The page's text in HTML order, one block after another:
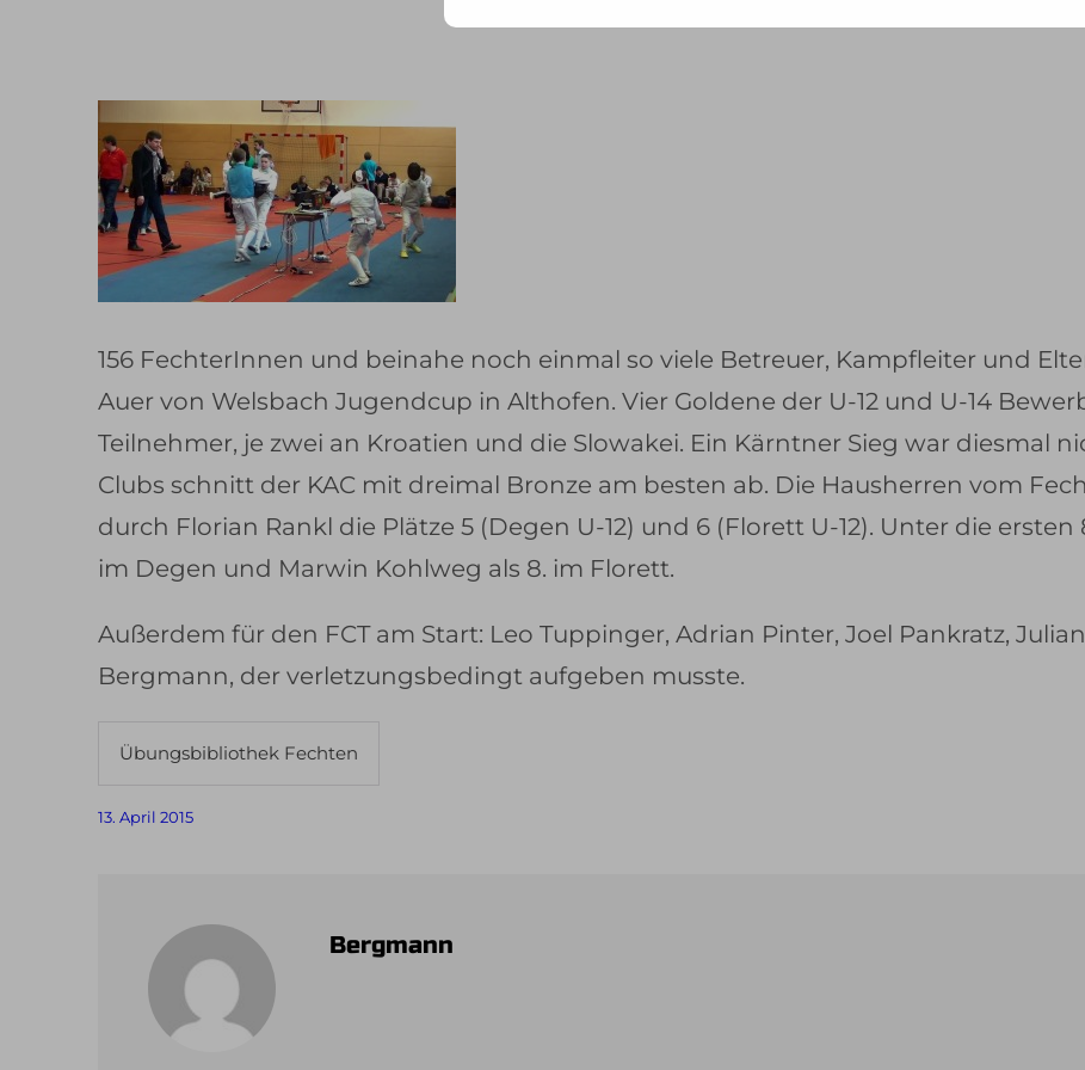
156 FechterInnen und beinahe noch einmal so viele Betreuer, Kampfleiter und
Auer von Welsbach Jugendcup in Althofen. Vier Goldene der U-12 und U-14
Teilnehmer, je zwei an Kroatien und die Slowakei. Ein Kärntner Sieg war diesmal
Clubs schnitt der KAC mit dreimal Bronze am besten ab. Die Hausherren vom
durch Florian Rankl die Plätze 5 (Degen U-12) und 6 (Florett U-12). Unter die
im Degen und Marwin Kohlweg als 8. im Florett.
Außerdem für den FCT am Start: Leo Tuppinger, Adrian Pinter, Joel Pankratz,
Bergmann, der verletzungsbedingt aufgeben musste.
Übungsbibliothek Fechten
13. April 2015
Bergmann